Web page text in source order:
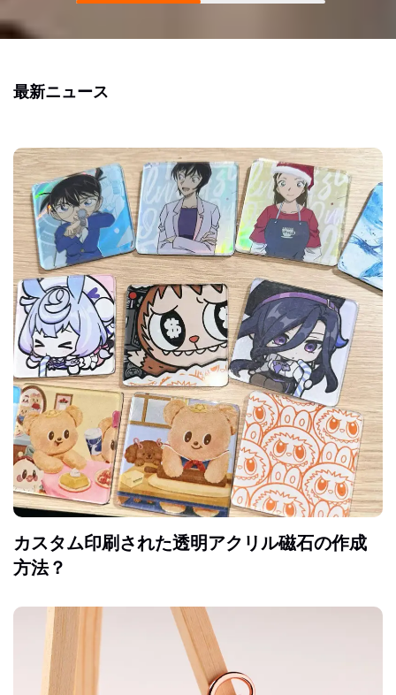
最新ニュース
カスタム印刷された透明アクリル磁石の作成
方法？